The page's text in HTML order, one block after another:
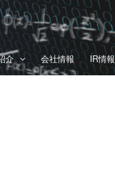
介 会社情報 IR情報